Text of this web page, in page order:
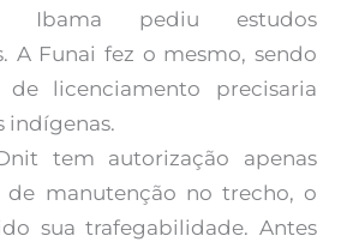
Ibama pediu estudos
A Funai fez o mesmo, sendo
licenciamento precisaria
indígenas.
tem autorização apenas
de manutenção no trecho, o
sua trafegabilidade. Antes